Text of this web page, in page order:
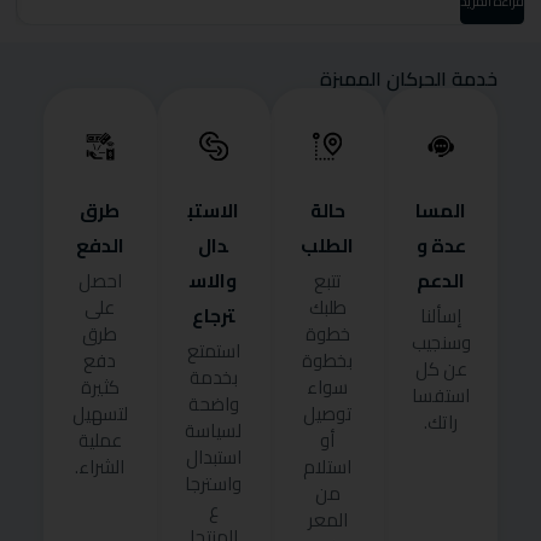
خدمة الحركان المميزة
المسا
عدة و
الدعم
إسألنا
وسنجيب
عن كل
استفسا
راتك.
حالة
الطلب
تتبع
طلبك
خطوة
بخطوة
سواء
توصيل
أو
استلام
من
المعر
الاستب
دال
والاس
ترجاع
استمتع
بخدمة
واضحة
لسياسة
استبدال
واسترجا
ع
طرق
الدفع
احصل
على
طرق
دفع
كثيرة
لتسهيل
عملية
الشراء.